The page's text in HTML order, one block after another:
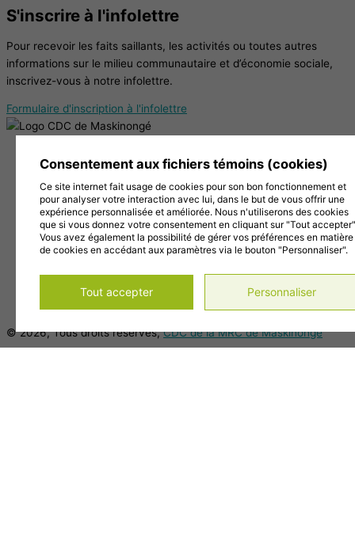
S'inscrire à l'infolettre
Pour recevoir les faits saillants, les activités ou toutes autres
informations sur le milieu communautaire et d’économie sociale,
inscrivez-vous à notre infolettre.
Formulaire d'inscription à l'infolettre
J5V 2J7
819 228-1096
info@cdc-maski.qc.ca
Suivez-nous sur Facebook!
Abonnez-vous à notre compte Instagram!
Abonnez-vous à notre chaîne YouTube!
Gérer mes témoins (cookies)
© 2026, Tous droits réservés,CDC de la MRC de Maskinongé
Consentement aux fichiers témoins (cookies)
Ce site internet fait usage de cookies pour son bon fonctionnement et
pour analyser votre interaction avec lui, dans le but de vous offrir une
expérience personnalisée et améliorée. Nous n'utiliserons des cookies
que si vous donnez votre consentement en cliquant sur "Tout
Vous avez également la possibilité de gérer vos préférences en matière
de cookies en accédant aux paramètres via le bouton "Personnaliser".
Tout accepter Personnaliser